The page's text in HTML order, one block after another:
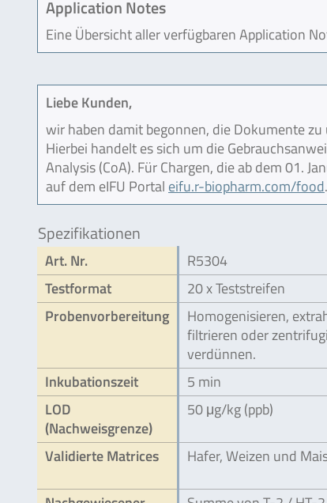
Application Notes
Eine Übersicht aller verfügbaren Application
Liebe Kunden,
wir haben damit begonnen, die Dokumente
Hierbei handelt es sich um die
Analysis (CoA). Für Chargen, die ab dem 01.
auf dem eIFU Portal eifu.r-biopharm.com/food.
Spezifikationen
Art. Nr.
R5304
Testformat
20 x Teststreifen
Probenvorbereitung
Homogenisieren,
filtrieren oder
verdünnen.
Inkubationszeit
5 min
LOD
(Nachweisgrenze)
50 μg/kg (ppb)
Validierte Matrices Hafer, Weizen und